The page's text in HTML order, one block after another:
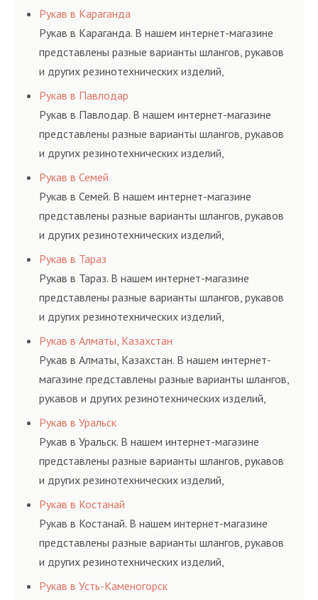
соответствующих ГОСТам, техническим условиям
и нормативам.
Рукав в Караганда
Рукав в Караганда. В нашем интернет-магазине
представлены разные варианты шлангов, рукавов
и других резинотехнических изделий,
соответствующих ГОСТам, техническим условиям
и нормативам.
Рукав в Павлодар
Рукав в Павлодар. В нашем интернет-магазине
представлены разные варианты шлангов, рукавов
и других резинотехнических изделий,
соответствующих ГОСТам, техническим условиям
и нормативам.
Рукав в Семей
Рукав в Семей. В нашем интернет-магазине
представлены разные варианты шлангов, рукавов
и других резинотехнических изделий,
соответствующих ГОСТам, техническим условиям
и нормативам.
Рукав в Тараз
Рукав в Тараз. В нашем интернет-магазине
представлены разные варианты шлангов, рукавов
и других резинотехнических изделий,
соответствующих ГОСТам, техническим условиям
и нормативам.
Рукав в Алматы, Казахстан
Рукав в Алматы, Казахстан. В нашем интернет-
магазине представлены разные варианты шлангов,
рукавов и других резинотехнических изделий,
соответствующих ГОСТам, техническим условиям
и нормативам.
Рукав в Уральск
Рукав в Уральск. В нашем интернет-магазине
представлены разные варианты шлангов, рукавов
и других резинотехнических изделий,
соответствующих ГОСТам, техническим условиям
и нормативам.
Рукав в Костанай
Рукав в Костанай. В нашем интернет-магазине
представлены разные варианты шлангов, рукавов
и других резинотехнических изделий,
соответствующих ГОСТам, техническим условиям
Рукав в Усть-Каменогорск